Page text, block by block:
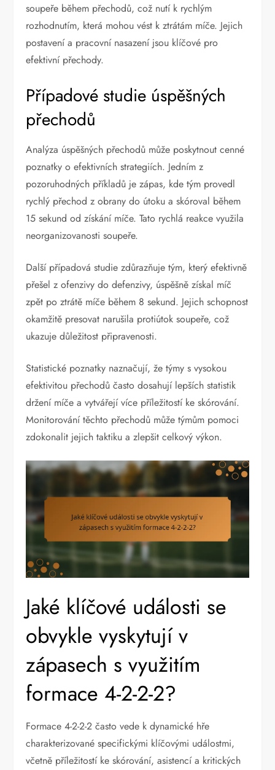
soupeře během přechodů, což nutí k rychlým
rozhodnutím, která mohou vést k ztrátám míče. Jejich
postavení a pracovní nasazení jsou klíčové pro
efektivní přechody.
Případové studie úspěšných
přechodů
Analýza úspěšných přechodů může poskytnout cenné
poznatky o efektivních strategiích. Jedním z
pozoruhodných příkladů je zápas, kde tým provedl
rychlý přechod z obrany do útoku a skóroval během
15 sekund od získání míče. Tato rychlá reakce využila
neorganizovanosti soupeře.
Další případová studie zdůrazňuje tým, který efektivně
přešel z ofenzivy do defenzivy, úspěšně získal míč
zpět po ztrátě míče během 8 sekund. Jejich schopnost
okamžitě presovat narušila protiútok soupeře, což
ukazuje důležitost připravenosti.
Statistické poznatky naznačují, že týmy s vysokou
efektivitou přechodů často dosahují lepších statistik
držení míče a vytvářejí více příležitostí ke skórování.
Monitorování těchto přechodů může týmům pomoci
zdokonalit jejich taktiku a zlepšit celkový výkon.
Jaké klíčové události se
obvykle vyskytují v
zápasech s využitím
formace 4-2-2-2?
Formace 4-2-2-2 často vede k dynamické hře
charakterizované specifickými klíčovými událostmi,
včetně příležitostí ke skórování, asistencí a kritických